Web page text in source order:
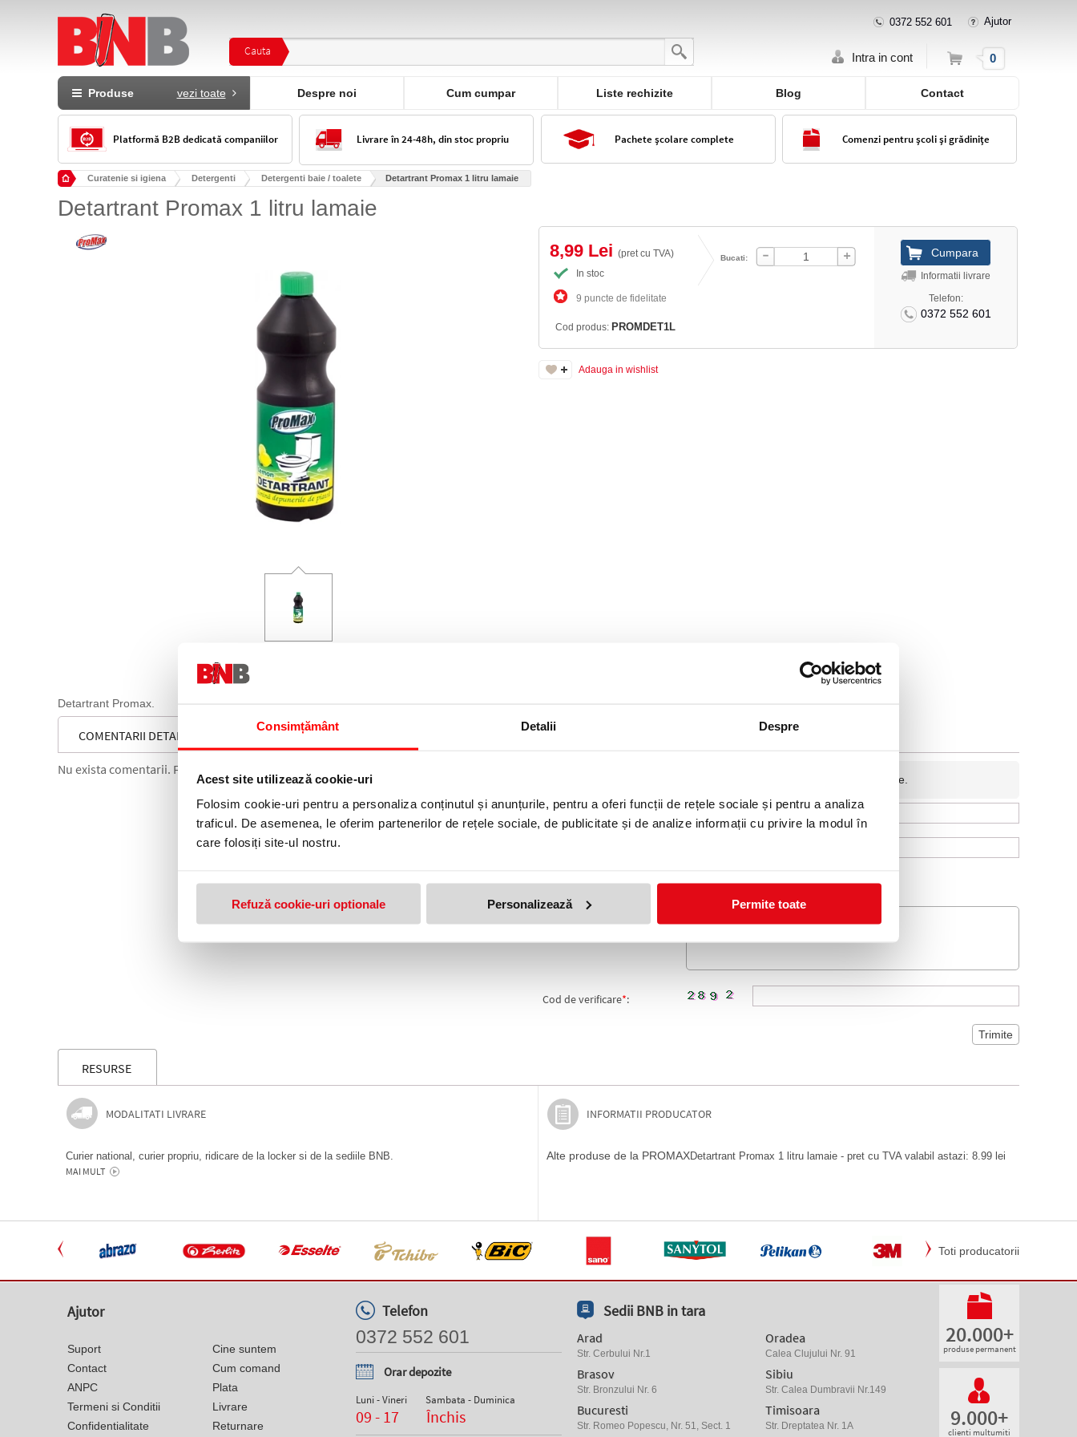
Consimțământ Detalii Despre
Acest site utilizează cookie-uri
Folosim cookie-uri pentru a personaliza conținutul și anunțurile, pentru a oferi funcții de rețele sociale și pentru a analiza
traficul. De asemenea, le oferim partenerilor de rețele sociale, de publicitate și de analize informații cu privire la modul în
care folosiți site-ul nostru.
Refuză cookie-uri optionale Personalizează Permite toate
Cauta
0372 552 601 Ajutor
Intra in cont Cos 0
Produse vezi toate Despre noi Cum cumpar Liste rechizite Blog Contact
Platformă B2B dedicată companiilor Livrare în 24-48h, din stoc propriu Pachete școlare complete Comenzi pentru școli și grădinițe
Curatenie si igiena Detergenti Detergenti baie / toalete Detartrant Promax 1 litru lamaie
Detartrant Promax 1 litru lamaie
8,99 Lei (pret cu TVA)
In stoc
9 puncte de fidelitate
Bucati:
Cod produs: PROMDET1L
Informatii livrare
Telefon:
0372 552 601
Adauga in wishlist
Detartrant Promax.
COMENTARII DETARTRANT PROMAX 1 LITRU LAMAIE
Nu exista comentarii. Fii primul care comenteaza acest produs!
Adresa de e-mail ramane confidentiala si nu va fi afisata pe site.
Nume :
Nota
Cod de verificare*:
RESURSE
MODALITATI LIVRARE
Curier national, curier propriu, ridicare de la locker si de la sediile BNB.
MAI MULT
INFORMATII PRODUCATOR
Alte produse de la PROMAXDetartrant Promax 1 litru lamaie - pret cu TVA valabil astazi: 8.99 lei
Toti producatorii
Ajutor
Suport
Contact
ANPC
Termeni si Conditii
Confidentialitate
Cine suntem
Cum comand
Plata
Livrare
Returnare
Telefon
0372 552 601
Orar depozite
Luni - Vineri
09 - 17
Sambata - Duminica
Închis
Sedii BNB in tara
Arad
Str. Cerbului Nr.1
Brasov
Str. Bronzului Nr. 6
Bucuresti
Str. Romeo Popescu, Nr. 51, Sect. 1
Oradea
Calea Clujului Nr. 91
Sibiu
Str. Calea Dumbravii Nr.149
Timisoara
Str. Dreptatea Nr. 1A
20.000+
produse permanent
9.000+
clienti multumiti